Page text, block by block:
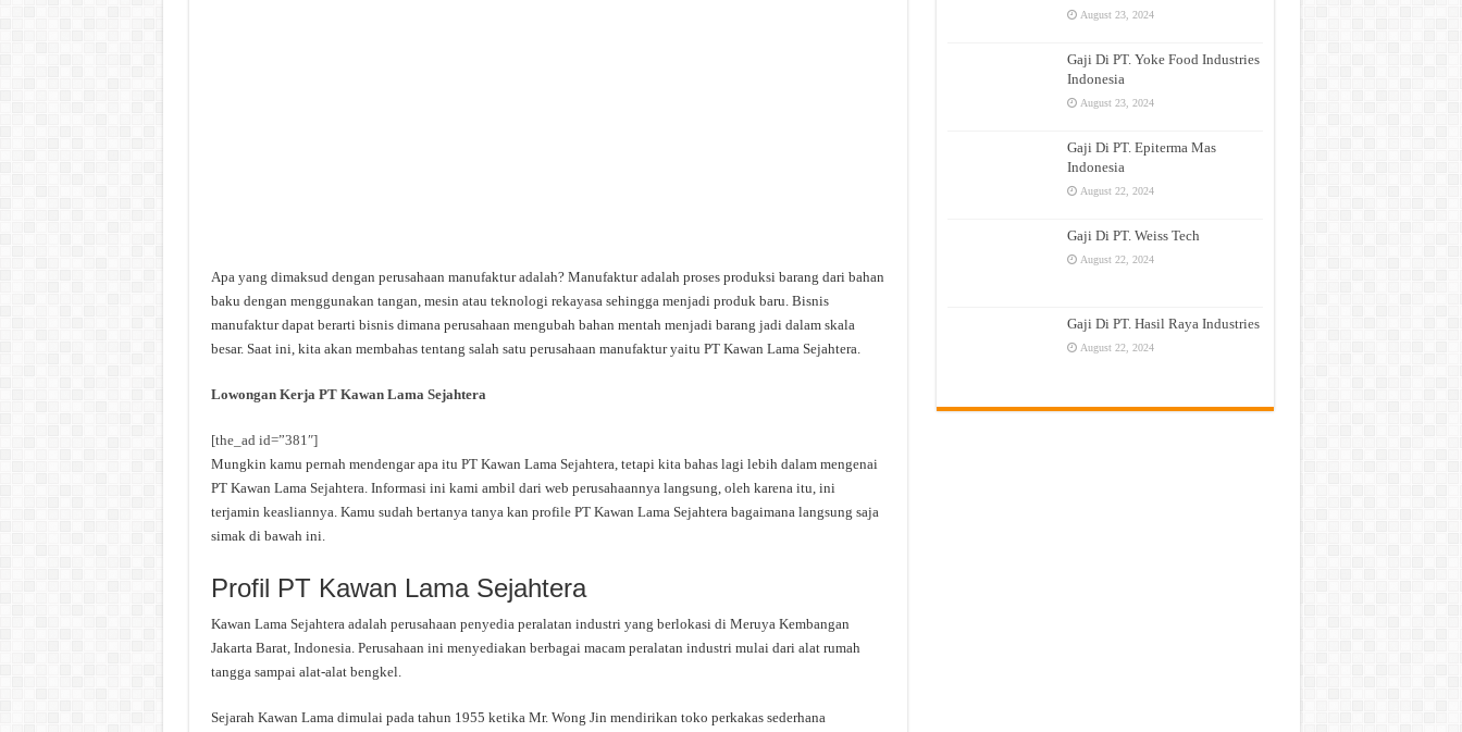
Apa yang dimaksud dengan perusahaan manufaktur adalah? Manufaktur adalah proses produksi barang dari bahan
baku dengan menggunakan tangan, mesin atau teknologi rekayasa sehingga menjadi produk baru. Bisnis
manufaktur dapat berarti bisnis dimana perusahaan mengubah bahan mentah menjadi barang jadi dalam skala
besar. Saat ini, kita akan membahas tentang salah satu perusahaan manufaktur yaitu PT Kawan Lama Sejahtera.
Lowongan Kerja PT Kawan Lama Sejahtera
[the_ad id=”381″]
Mungkin kamu pernah mendengar apa itu PT Kawan Lama Sejahtera, tetapi kita bahas lagi lebih dalam mengenai
PT Kawan Lama Sejahtera. Informasi ini kami ambil dari web perusahaannya langsung, oleh karena itu, ini
terjamin keasliannya. Kamu sudah bertanya tanya kan profile PT Kawan Lama Sejahtera bagaimana langsung saja
simak di bawah ini.
Profil PT Kawan Lama Sejahtera
Kawan Lama Sejahtera adalah perusahaan penyedia peralatan industri yang berlokasi di Meruya Kembangan
Jakarta Barat, Indonesia. Perusahaan ini menyediakan berbagai macam peralatan industri mulai dari alat rumah
tangga sampai alat-alat bengkel.
Sejarah Kawan Lama dimulai pada tahun 1955 ketika Mr. Wong Jin mendirikan toko perkakas sederhana
August 23, 2024
Gaji Di PT. Yoke Food Industries
Indonesia
August 23, 2024
Gaji Di PT. Epiterma Mas
Indonesia
August 22, 2024
Gaji Di PT. Weiss Tech
August 22, 2024
Gaji Di PT. Hasil Raya Industries
August 22, 2024